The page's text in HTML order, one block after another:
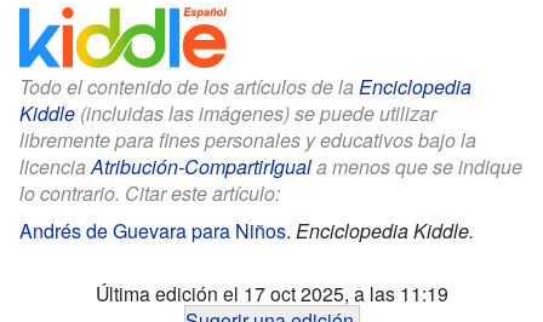
Todo el contenido de los artículos de la Enciclopedia
Kiddle (incluidas las imágenes) se puede utilizar
libremente para fines personales y educativos bajo la
licenciaAtribución-CompartirIguala menos que se indique
lo contrario. Citar este artículo:
Andrés de Guevara para Niños. Enciclopedia Kiddle.
Última edición el 17 oct 2025, a las 11:19